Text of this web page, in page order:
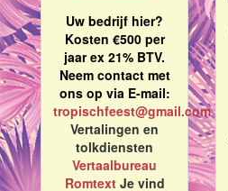
Uw bedrijf hier?
Kosten €500 per
jaar ex 21% BTV.
Neem contact met
ons op via E-mail:
tropischfeest@gmail.com
Vertalingen en
tolkdiensten
Vertaalbureau
RomtextJe vind